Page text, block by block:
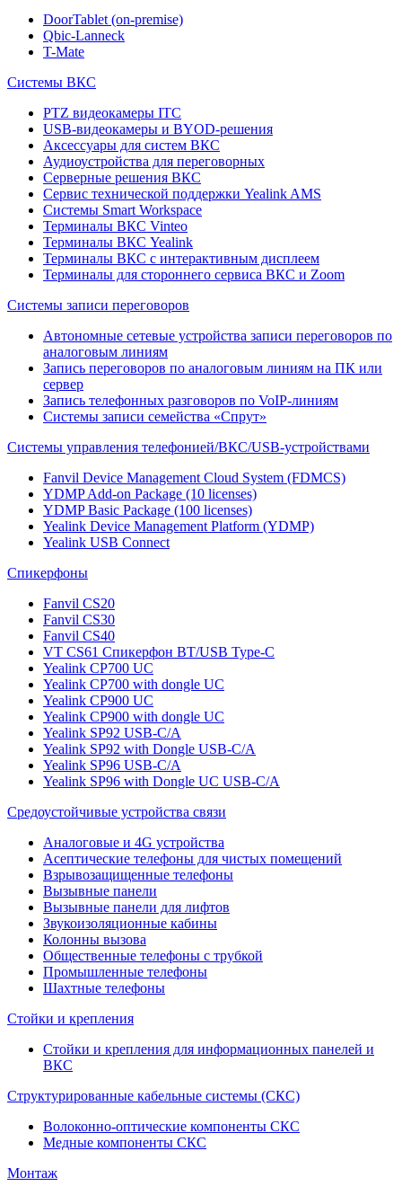
DoorTablet (on-premise)
Qbic-Lanneck
T-Mate
Системы ВКС
PTZ видеокамеры ITC
USB-видеокамеры и BYOD-решения
Аксессуары для систем ВКС
Аудиоустройства для переговорных
Серверные решения ВКС
Сервис технической поддержки Yealink AMS
Системы Smart Workspace
Терминалы ВКС Vinteo
Терминалы ВКС Yealink
Терминалы ВКС с интерактивным дисплеем
Терминалы для стороннего сервиса ВКС и Zoom
Системы записи переговоров
Автономные сетевые устройства записи переговоров по
аналоговым линиям
Запись переговоров по аналоговым линиям на ПК или
сервер
Запись телефонных разговоров по VoIP-линиям
Системы записи семейства «Спрут»
Системы управления телефонией/ВКС/USB-устройствами
Fanvil Device Management Cloud System (FDMCS)
YDMP Add-on Package (10 licenses)
YDMP Basic Package (100 licenses)
Yealink Device Management Platform (YDMP)
Yealink USB Connect
Спикерфоны
Fanvil CS20
Fanvil CS30
Fanvil CS40
VT CS61 Cпикерфон BT/USB Type-C
Yealink CP700 UC
Yealink CP700 with dongle UC
Yealink CP900 UC
Yealink CP900 with dongle UC
Yealink SP92 USB-C/A
Yealink SP92 with Dongle USB-C/A
Yealink SP96 USB-C/A
Yealink SP96 with Dongle UC USB-C/A
Средоустойчивые устройства связи
Аналоговые и 4G устройства
Асептические телефоны для чистых помещений
Взрывозащищенные телефоны
Вызывные панели
Вызывные панели для лифтов
Звукоизоляционные кабины
Колонны вызова
Общественные телефоны с трубкой
Промышленные телефоны
Шахтные телефоны
Стойки и крепления
Стойки и крепления для информационных панелей и
ВКС
Структурированные кабельные системы (СКС)
Волоконно-оптические компоненты СКС
Медные компоненты СКС
Монтаж